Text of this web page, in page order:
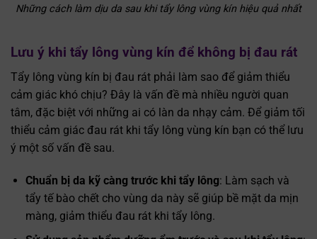
Những cách làm dịu da sau khi tẩy lông vùng kín hiệu quả nhất
Lưu ý khi tẩy lông vùng kín để không bị đau rát
Tẩy lông vùng kín bị đau rát phải làm sao để giảm thiểu
cảm giác khó chịu? Đây là vấn đề mà nhiều người quan
tâm, đặc biệt với những ai có làn da nhạy cảm. Để giảm tối
thiểu cảm giác đau rát khi tẩy lông vùng kín bạn có thể lưu
ý một số vấn đề sau.
Chuẩn bị da kỹ càng trước khi tẩy lông: Làm sạch và
tẩy tế bào chết cho vùng da này sẽ giúp bề mặt da mịn
màng, giảm thiểu đau rát khi tẩy lông.